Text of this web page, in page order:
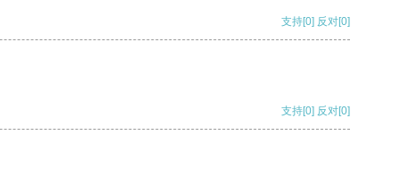
支持[0] 反对[0]
支持[0] 反对[0]